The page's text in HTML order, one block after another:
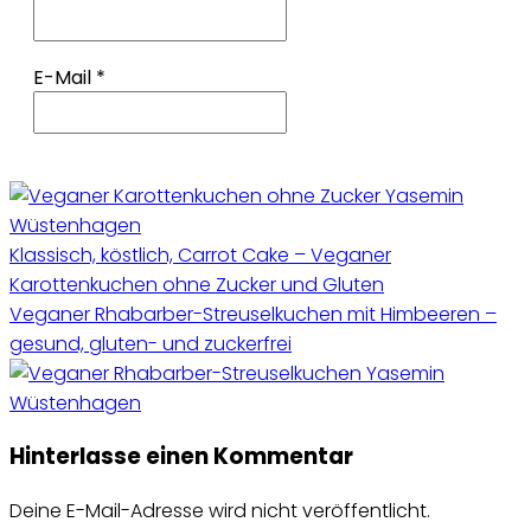
E-Mail *
Klassisch, köstlich, Carrot Cake – Veganer
Karottenkuchen ohne Zucker und Gluten
Veganer Rhabarber-Streuselkuchen mit Himbeeren –
gesund, gluten- und zuckerfrei
Hinterlasse einen Kommentar
Deine E-Mail-Adresse wird nicht veröffentlicht.